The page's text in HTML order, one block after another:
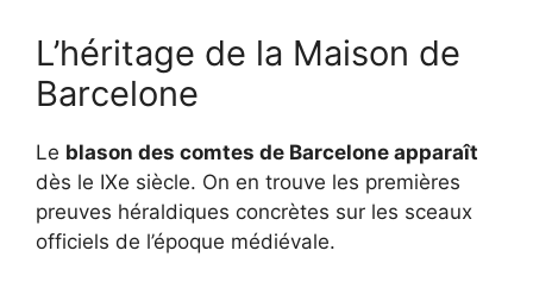
L’héritage de la Maison de
Barcelone
Le blason des comtes de Barcelone apparaît
dès le IXe siècle. On en trouve les premières
preuves héraldiques concrètes sur les sceaux
officiels de l’époque médiévale.